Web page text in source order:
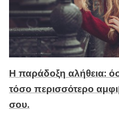
Η παράδοξη αλήθεια:
τόσο περισσότερο
σου.